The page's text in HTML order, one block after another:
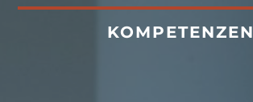
KOMPETENZEN